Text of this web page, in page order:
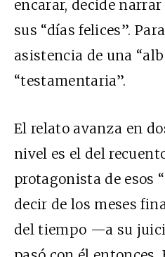
encarar, decide
sus “días felices”.
asistencia de una
“testamentaria”.
El relato avanza en
nivel es el del
protagonista de esos
decir de los meses
del tiempo —a su